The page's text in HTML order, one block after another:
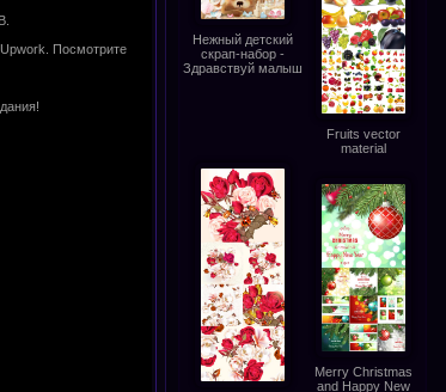
Посмотрите
Нежный детский
скрап-набор -
Здравствуй малыш
Fruits vector
material
Merry Christmas
and Happy New